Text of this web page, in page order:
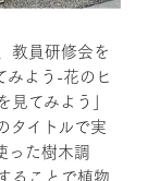
教員研修会を
みよう-花のヒ
てみよう」
タイトルで実
った樹木調